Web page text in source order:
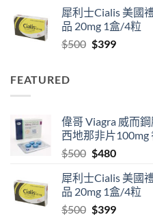
$829
犀利士Cialis 美國
品 20mg 1盒/4粒
$500 Original
$399Current
FEATURED
偉哥 Viagra 威而
西地那非片100mg
$500 Original
was:
$500.
$480Current
is:
$480.
犀利士Cialis 美國
品 20mg 1盒/4粒
$500 Original
$399Current